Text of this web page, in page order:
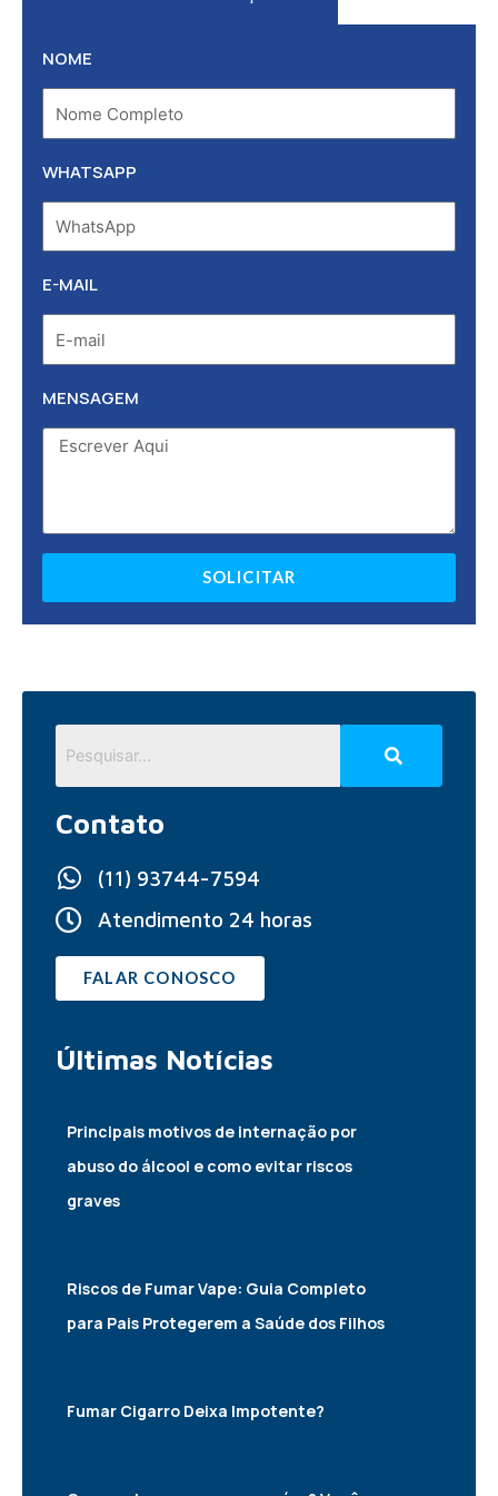
NOME
WHATSAPP
E-MAIL
MENSAGEM
SOLICITAR
Contato
(11) 93744-7594
Atendimento 24 horas
FALAR CONOSCO
Últimas Notícias
Principais motivos de internação por
abuso do álcool e como evitar riscos
graves
Riscos de Fumar Vape: Guia Completo
para Pais Protegerem a Saúde dos Filhos
Fumar Cigarro Deixa Impotente?